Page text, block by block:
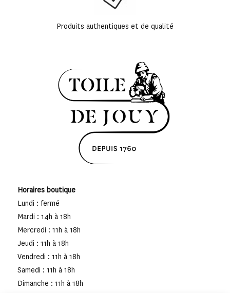
Produits authentiques et de qualité
Horaires boutique
Lundi : fermé
Mardi : 14h à 18h
Mercredi : 11h à 18h
Jeudi : 11h à 18h
Vendredi : 11h à 18h
Samedi : 11h à 18h
Dimanche : 11h à 18h